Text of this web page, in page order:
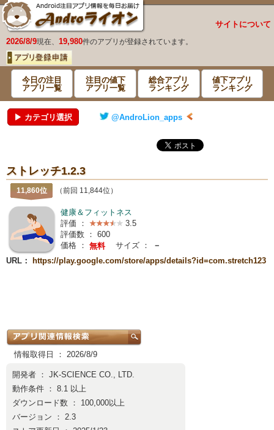
サイトについて
2026/8/9現在、 19,980件のアプリが登録されています。
今日の注目
アプリ一覧
注目の値下
アプリ一覧
総合アプリ
ランキング
値下アプリ
ランキング
▶ カテゴリ選択 @AndroLion_apps
ストレッチ1.2.3
11,860位 （前回 11,844位）
健康＆フィットネス
評価 ：
3.5
評価数 ： 600
価格 ： 無料 サイズ ：
－
URL：
https://play.google.com/store/apps/details?id=com.stretch123
情報取得日 ： 2026/8/9
開発者 ： JK-SCIENCE CO., LTD.
動作条件 ： 8.1 以上
ダウンロード数 ： 100,000以上
バージョン ： 2.3